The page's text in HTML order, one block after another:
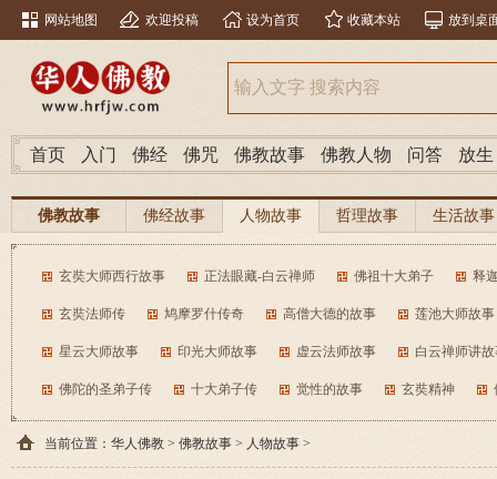
网站地图 欢迎投稿 设为首页 收藏本站 放到桌
首页 入门 佛经 佛咒 佛教故事 佛教人物 问答 放生
佛教故事 佛经故事 人物故事 哲理故事 生活故事
玄奘大师西行故事 正法眼藏-白云禅师 佛祖十大弟子 释
玄奘法师传 鸠摩罗什传奇 高僧大德的故事 莲池大师故事
星云大师故事 印光大师故事 虚云法师故事 白云禅师讲
佛陀的圣弟子传 十大弟子传 觉性的故事 玄奘精神
当前位置： 华人佛教 > 佛教故事 > 人物故事 >